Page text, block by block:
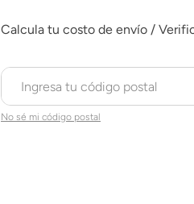
No sé mi código postal